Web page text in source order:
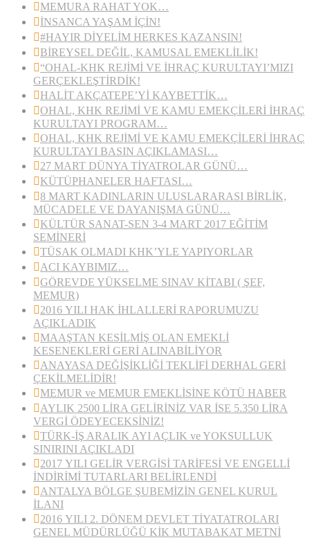
MEMURA RAHAT YOK…
İNSANCA YAŞAM İÇİN!
#HAYIR DİYELİM HERKES KAZANSIN!
BİREYSEL DEĞİL, KAMUSAL EMEKLİLİK!
“OHAL-KHK REJİMİ VE İHRAÇ KURULTAYI’MIZI
GERÇEKLEŞTİRDİK!
HALİT AKÇATEPE’Yİ KAYBETTİK…
OHAL, KHK REJİMİ VE KAMU EMEKÇİLERİ İHRAÇ
KURULTAYI PROGRAM…
OHAL, KHK REJİMİ VE KAMU EMEKÇİLERİ İHRAÇ
KURULTAYI BASIN AÇIKLAMASI…
27 MART DÜNYA TİYATROLAR GÜNÜ…
KÜTÜPHANELER HAFTASI…
8 MART KADINLARIN ULUSLARARASI BİRLİK,
MÜCADELE VE DAYANIŞMA GÜNÜ…
KÜLTÜR SANAT-SEN 3-4 MART 2017 EĞİTİM
SEMİNERİ
TÜSAK OLMADI KHK’YLE YAPIYORLAR
ACI KAYBIMIZ…
GÖREVDE YÜKSELME SINAV KİTABI ( ŞEF,
MEMUR)
2016 YILI HAK İHLALLERİ RAPORUMUZU
AÇIKLADIK
MAAŞTAN KESİLMİŞ OLAN EMEKLİ
KESENEKLERİ GERİ ALINABİLİYOR
ANAYASA DEĞİŞİKLİĞİ TEKLİFİ DERHAL GERİ
ÇEKİLMELİDİR!
MEMUR ve MEMUR EMEKLİSİNE KÖTÜ HABER
AYLIK 2500 LİRA GELİRİNİZ VAR İSE 5.350 LİRA
VERGİ ÖDEYECEKSİNİZ!
TÜRK-İŞ ARALIK AYI AÇLIK ve YOKSULLUK
SINIRINI AÇIKLADI
2017 YILI GELİR VERGİSİ TARİFESİ VE ENGELLİ
İNDİRİMİ TUTARLARI BELİRLENDİ
ANTALYA BÖLGE ŞUBEMİZİN GENEL KURUL
İLANI
2016 YILI 2. DÖNEM DEVLET TİYATATROLARI
GENEL MÜDÜRLÜĞÜ KİK MUTABAKAT METNİ